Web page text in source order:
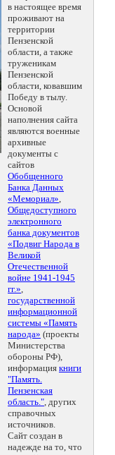
в настоящее время
проживают на
территории
Пензенской
области, а также
труженикам
Пензенской
области, ковавшим
Победу в тылу.
Основой
наполнения сайта
являются военные
архивные
документы с
сайтов
Обобщенного
Банка Данных
«Мемориал»,
Общедоступного
электронного
банка документов
«Подвиг Народа в
Великой
Отечественной
войне 1941-1945
гг.»,
государственной
информационной
системы «Память
народа» (проекты
Министерства
обороны РФ),
информация книги
"Память.
Пензенская
область.", других
справочных
источников.
Сайт создан в
надежде на то, что